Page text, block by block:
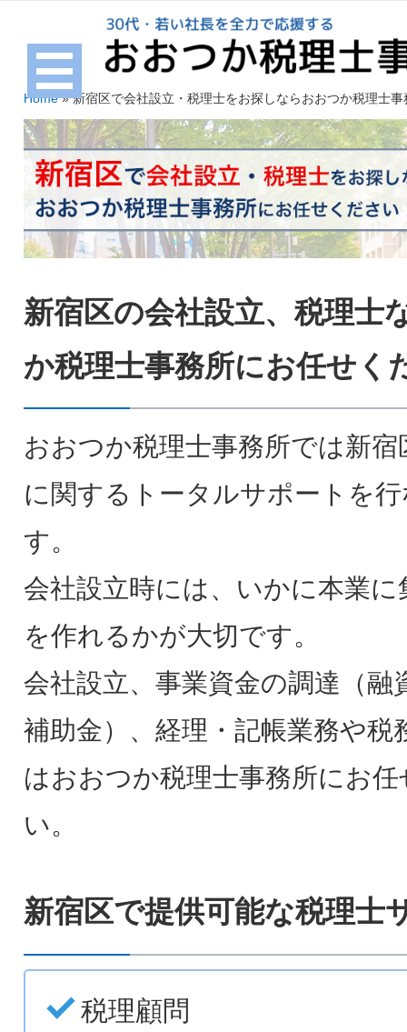
Home»新宿区で会社設立・税理士をお探しならおおつか税理士事
新宿区の会社設立、税理士
か税理士事務所にお任せく
おおつか税理士事務所では新宿
に関するトータルサポートを
す。
会社設立時には、いかに本業に
を作れるかが大切です。
会社設立、事業資金の調達（融
補助金）、経理・記帳業務や税
はおおつか税理士事務所にお
い。
新宿区で提供可能な税理士
税理顧問